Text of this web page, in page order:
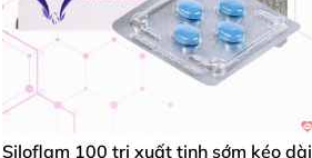
Siloflam 100 trị xuất tinh sớm kéo dài